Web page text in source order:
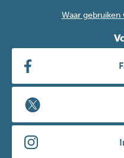
Waar gebruiken